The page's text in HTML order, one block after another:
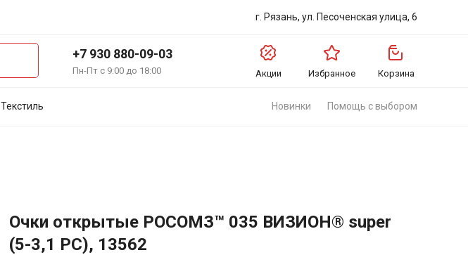
г. Рязань, ул. Песоченская улица, 6
+7 930 880-09-03
Пн-Пт с 9:00 до 18:00 Акции Избранное Корзина
Помощь с выбором
Новинки
Текстиль
Очки открытые РОСОМЗ™ 035 ВИЗИОН® super
(5-3,1 PС), 13562